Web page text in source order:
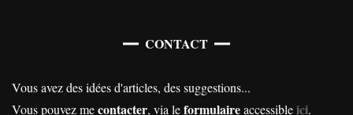
CONTACT
Vous avez des idées d'articles, des suggestions...
Vous pouvez mecontacter, via leformulaireaccessibleici.